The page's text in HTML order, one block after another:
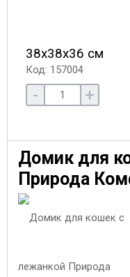
38х38х36 см
Код: 157004
- +
Домик для
Природа